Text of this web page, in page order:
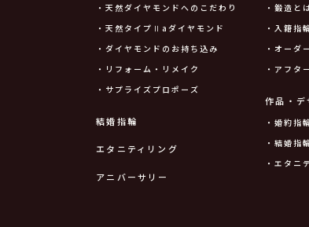
・天然ダイヤモンドへのこだわり
・天然タイプⅡaダイヤモンド
・ダイヤモンドのお持ち込み
・リフォーム・リメイク
・サプライズプロポーズ
結婚指輪
エタニティリング
アニバーサリー
・鍛造と
・入籍指
・オーダ
・アフタ
作品・デ
・婚約指
・結婚指
・エタニ